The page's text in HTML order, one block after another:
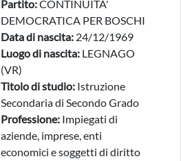
Partito:CONTINUITA'
DEMOCRATICA PER BOSCHI
Data di nascita: 24/12/1969
Luogo di nascita: LEGNAGO
(VR)
Titolo di studio: Istruzione
Secondaria di Secondo Grado
Professione: Impiegati di
aziende, imprese, enti
economici e soggetti di diritto